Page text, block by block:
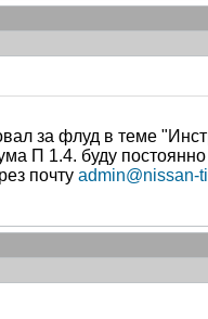
за флуд в теме
П 1.4. буду
почту admin@nissan-